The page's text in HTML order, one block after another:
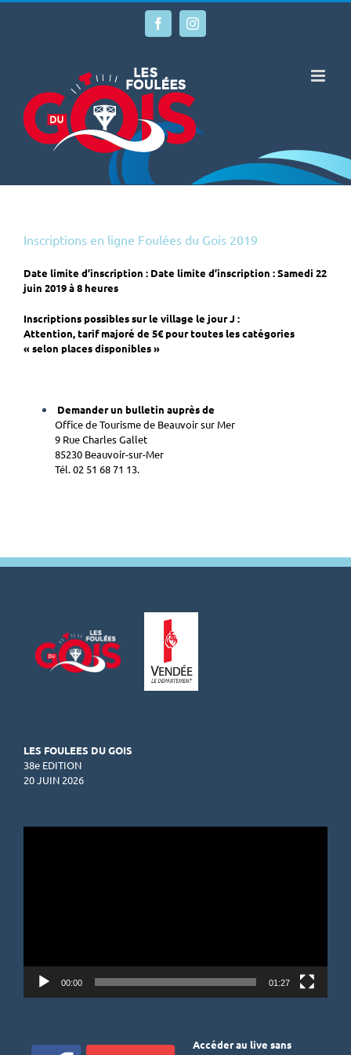
Passer
FacebookInstagram
Inscriptions en ligne Foulées du Gois 2019
Date limite d’inscription : Date limite d’inscription : Samedi 22
juin 2019 à 8 heures
Inscriptions possibles sur le village le jour J :
Attention, tarif majoré de 5€ pour toutes les catégories
« selon places disponibles »
Demander un bulletin auprès de
Office de Tourisme de Beauvoir sur Mer
9 Rue Charles Gallet
85230 Beauvoir-sur-Mer
Tél. 02 51 68 71 13.
LES FOULEES DU GOIS
38e EDITION
20 JUIN 2026
00:00 01:27
Accéder au live sans